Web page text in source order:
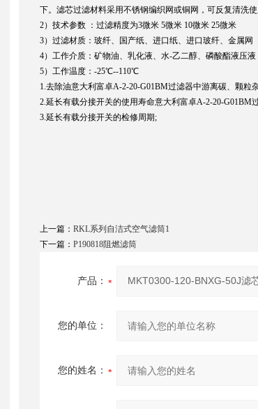
下。滤芯过滤材料采用不锈钢编织网或铜网，可反复清洗使
2）技术参数 ：过滤精度为3微米 5微米 10微米 25微米
3）过滤材质：玻纤、国产纸、进口纸、进口玻纤、金属网
4）工作介质：矿物油、乳化液、水-乙二醇、磷酸酯液压液
5）工作温度：-25℃--110℃
1.去除油意大利富卓A-2-20-G01BM过滤器中游离碳、颗
2.延长有载分接开关的使用寿命意大利富卓A-2-20-G01BM
3.延长有载分接开关的检修周期;
上一篇： RKL系列自洁式空气滤筒1
下一篇： P190818阻燃滤筒
产品：
您的单位：
您的姓名：